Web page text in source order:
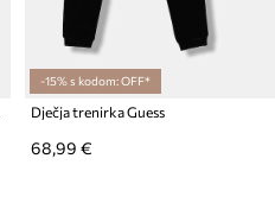
-15% s kodom: OFF*
Dječja trenirka Guess
68,99 €